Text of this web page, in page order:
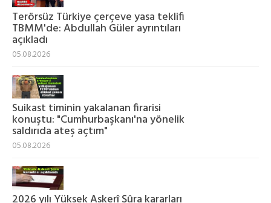
Terörsüz Türkiye çerçeve yasa teklifi
TBMM'de: Abdullah Güler ayrıntıları
açıkladı
05.08.2026
Suikast timinin yakalanan firarisi
konuştu: "Cumhurbaşkanı'na yönelik
saldırıda ateş açtım"
05.08.2026